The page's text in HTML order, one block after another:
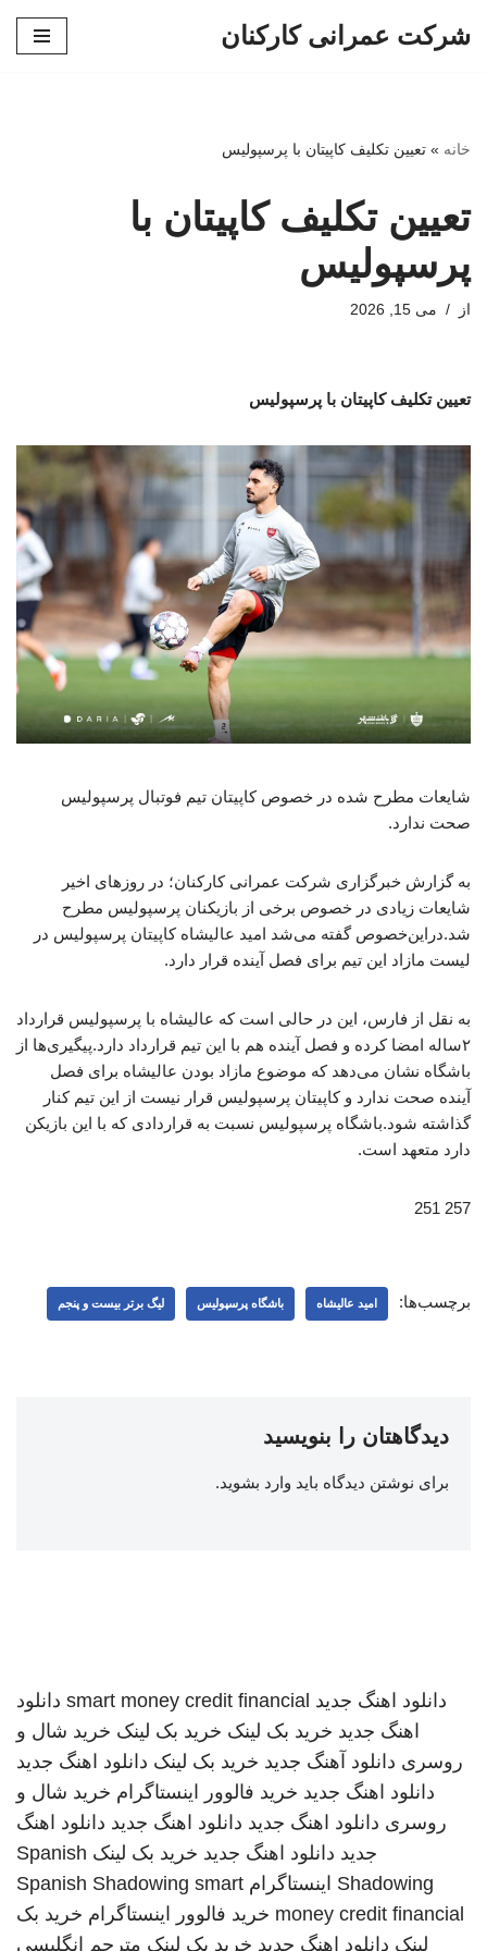
شرکت عمرانی کارکنان
خانه » تعیین تکلیف کاپیتان با پرسپولیس
تعیین تکلیف کاپیتان با
پرسپولیس
از می 15, 2026
تعیین تکلیف کاپیتان با پرسپولیس
شایعات مطرح شده در خصوص کاپیتان تیم فوتبال پرسپولیس
صحت ندارد.
به گزارش خبرگزاری شرکت عمرانی کارکنان؛ در روزهای اخیر
شایعات زیادی در خصوص برخی از بازیکنان پرسپولیس مطرح
شد.دراین‌خصوص گفته می‌شد امید عالیشاه کاپیتان پرسپولیس در
لیست مازاد این تیم برای فصل آینده قرار دارد.
به نقل از فارس، این در حالی است که عالیشاه با پرسپولیس قرارداد
۲ساله امضا کرده و فصل آینده هم با این تیم قرارداد دارد.پیگیری‌ها از
باشگاه نشان می‌دهد که موضوع مازاد بودن عالیشاه برای فصل
آینده صحت ندارد و کاپیتان پرسپولیس قرار نیست از این تیم کنار
گذاشته شود.باشگاه پرسپولیس نسبت به قراردادی که با این بازیکن
دارد متعهد است.
257 251
برچسب‌ها: امید عالیشاه باشگاه پرسپولیس لیگ برتر بیست و پنجم
دیدگاهتان را بنویسید
برای نوشتن دیدگاه باید وارد بشوید.
دانلود اهنگ جدید smart money credit financial دانلود
اهنگ جدید خرید بک لینک خرید بک لینک خرید شال و
روسری دانلود آهنگ جدید خرید بک لینک دانلود اهنگ جدید
دانلود اهنگ جدید خرید فالوور اینستاگرام خرید شال و
روسری دانلود اهنگ جدید دانلود اهنگ جدید دانلود اهنگ
جدید دانلود اهنگ جدید خرید بک لینک Spanish
Shadowing اینستاگرام Spanish Shadowing smart
money credit financial خرید فالوور اینستاگرام خرید بک
لینک دانلود اهنگ جدید خرید بک لینک مترجم انگلیسی